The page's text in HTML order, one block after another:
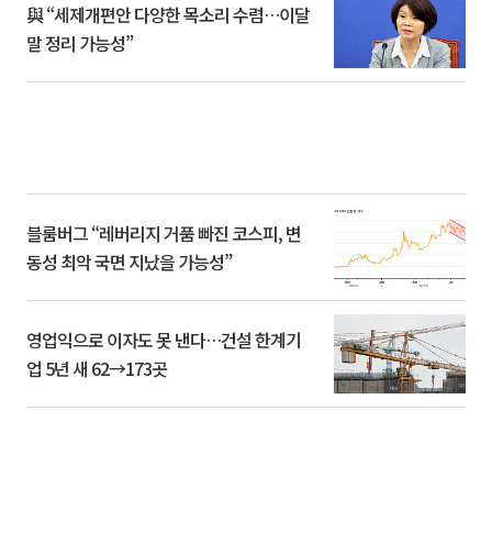
與 “세제개편안 다양한 목소리 수렴…이달
말 정리 가능성”
블룸버그 “레버리지 거품 빠진 코스피, 변
동성 최악 국면 지났을 가능성”
영업익으로 이자도 못 낸다…건설 한계기
업 5년 새 62→173곳